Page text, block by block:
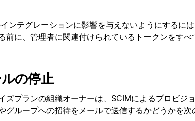
ンテグレーションに影響を与えないようにするに
前に、管理者に関連付けられているトークンをすべ
の停止
ズプランの組織オーナーは、SCIMによるプロビジ
グループへの招待をメールで送信するかどうかを次